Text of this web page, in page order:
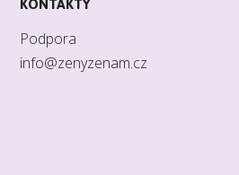
Podpora
info@zenyzenam.cz